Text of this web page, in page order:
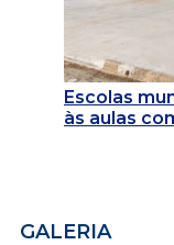
Escolas
às aulas
GALERIA